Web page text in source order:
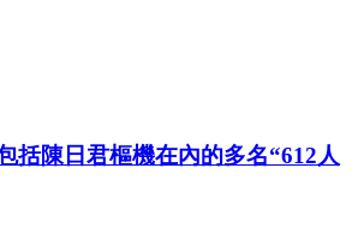
括陳日君樞機在內的多名“612人